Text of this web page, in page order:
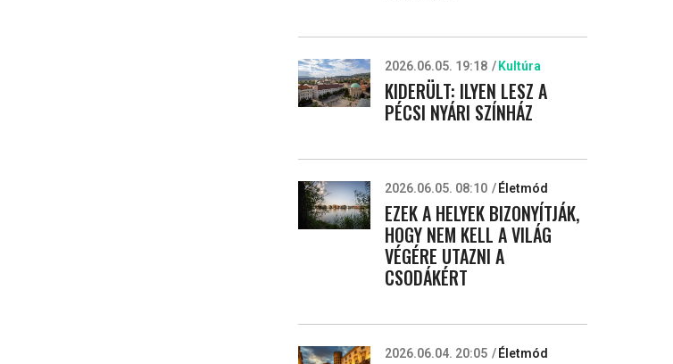
2026.06.05. 19:18 Kultúra
KIDERÜLT: ILYEN LESZ A
PÉCSI NYÁRI SZÍNHÁZ
2026.06.05. 08:10 Életmód
EZEK A HELYEK BIZONYÍTJÁK,
HOGY NEM KELL A VILÁG
VÉGÉRE UTAZNI A
CSODÁKÉRT
2026.06.04. 20:05 Életmód